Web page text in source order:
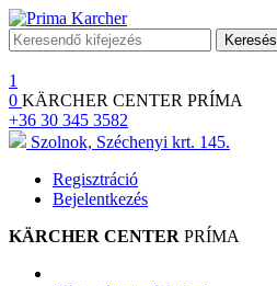
Keresés
1
0 KÄRCHER CENTER PRÍMA
+36 30 345 3582
Szolnok, Széchenyi krt. 145.
Regisztráció
Bejelentkezés
KÄRCHER CENTER PRÍMA